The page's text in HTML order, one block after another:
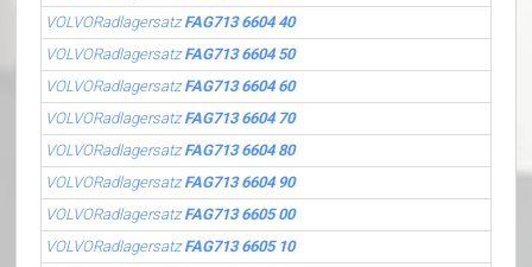
VOLVORadlagersatzFAG713 6604 40
VOLVORadlagersatzFAG713 6604 50
VOLVORadlagersatzFAG713 6604 60
VOLVORadlagersatzFAG713 6604 70
VOLVORadlagersatzFAG713 6604 80
VOLVORadlagersatzFAG713 6604 90
VOLVORadlagersatzFAG713 6605 00
VOLVORadlagersatzFAG713 6605 10